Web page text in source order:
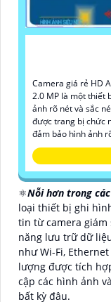
Camera giá rẻ HD
2.0 MP là một thiết
ảnh rõ nét và sắc
được trang bị chức
đảm bảo hình ảnh
⚛️Nỗi hơn trong
loại thiết bị ghi
tin từ camera giám
năng lưu trữ dữ
như Wi-Fi,
lượng được tích
cập các hình ảnh
bất kỳ đâu.